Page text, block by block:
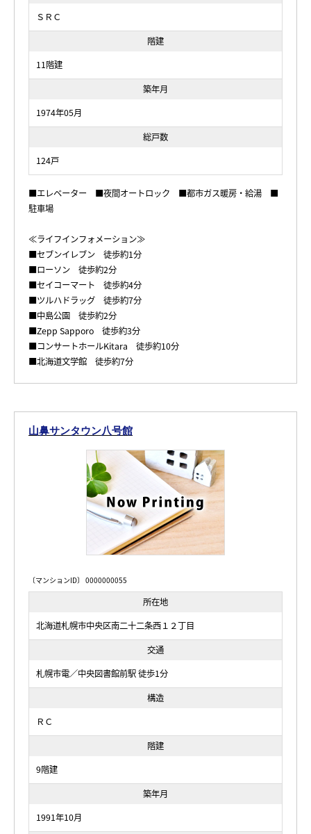
ＳＲＣ
階建
11階建
築年月
1974年05月
総戸数
124戸
■エレベーター ■夜間オートロック ■都市ガス暖房・給湯 ■
駐車場
≪ライフインフォメーション≫
■セブンイレブン 徒歩約1分
■ローソン 徒歩約2分
■セイコーマート 徒歩約4分
■ツルハドラッグ 徒歩約7分
■中島公園 徒歩約2分
■Zepp Sapporo 徒歩約3分
■コンサートホールKitara 徒歩約10分
■北海道文学館 徒歩約7分
山鼻サンタウン八号館
〔マンションID〕 0000000055
所在地
北海道札幌市中央区南二十二条西１２丁目
交通
札幌市電／中央図書館前駅 徒歩1分
構造
ＲＣ
階建
9階建
築年月
1991年10月